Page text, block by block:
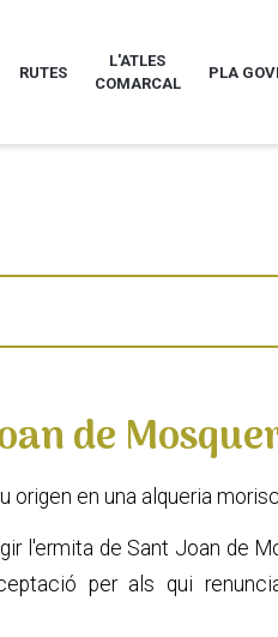
RUTES
L'ATLES
COMARCAL
PLA
de
origen en una alqueria
l'ermita de Sant Joan de
per als qui